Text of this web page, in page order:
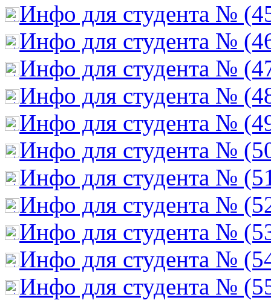
Инфо для студента №
Инфо для студента №
Инфо для студента №
Инфо для студента №
Инфо для студента №
Инфо для студента №
Инфо для студента №
Инфо для студента №
Инфо для студента №
Инфо для студента №
Инфо для студента №